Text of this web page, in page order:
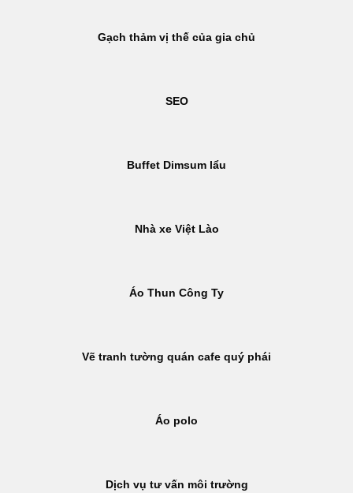
Gạch thảm vị thế của gia chủ
SEO
Buffet Dimsum lẩu
Nhà xe Việt Lào
Áo Thun Công Ty
Vẽ tranh tường quán cafe quý phái
Áo polo
Dịch vụ tư vấn môi trường